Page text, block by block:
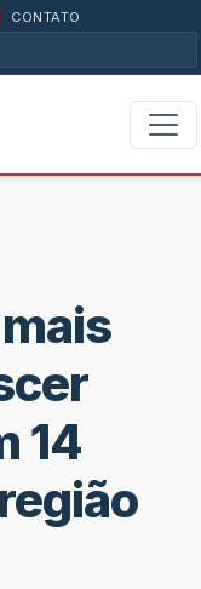
CONTATO
14